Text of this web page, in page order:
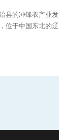
县的冲锋衣产业发
位于中国东北的辽